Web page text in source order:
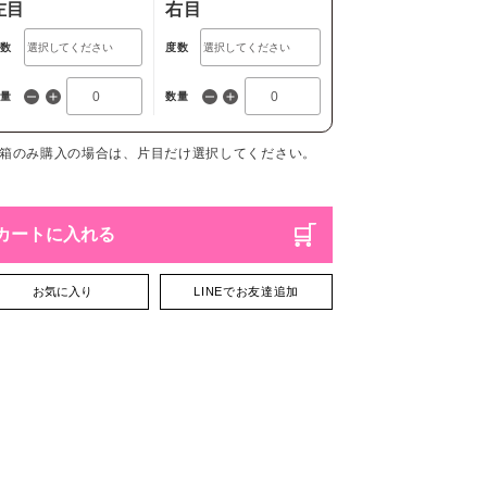
目 右目
度数
数量
のみ購入の場合は、片目だけ選択してください。
ートに入れる
お気に入り LINEでお友達追加